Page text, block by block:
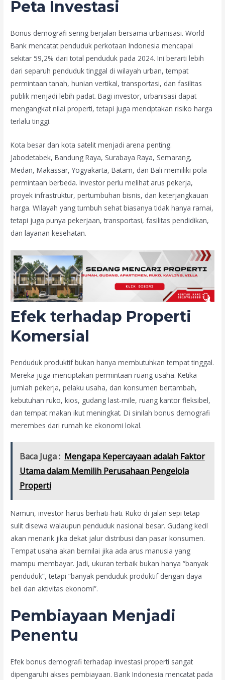
Peta Investasi
Bonus demografi sering berjalan bersama urbanisasi. World
Bank mencatat penduduk perkotaan Indonesia mencapai
sekitar 59,2% dari total penduduk pada 2024. Ini berarti lebih
dari separuh penduduk tinggal di wilayah urban, tempat
permintaan tanah, hunian vertikal, transportasi, dan fasilitas
publik menjadi lebih padat. Bagi investor, urbanisasi dapat
mengangkat nilai properti, tetapi juga menciptakan risiko harga
terlalu tinggi.
Kota besar dan kota satelit menjadi arena penting.
Jabodetabek, Bandung Raya, Surabaya Raya, Semarang,
Medan, Makassar, Yogyakarta, Batam, dan Bali memiliki pola
permintaan berbeda. Investor perlu melihat arus pekerja,
proyek infrastruktur, pertumbuhan bisnis, dan keterjangkauan
harga. Wilayah yang tumbuh sehat biasanya tidak hanya ramai,
tetapi juga punya pekerjaan, transportasi, fasilitas pendidikan,
dan layanan kesehatan.
Efek terhadap Properti
Komersial
Penduduk produktif bukan hanya membutuhkan tempat tinggal.
Mereka juga menciptakan permintaan ruang usaha. Ketika
jumlah pekerja, pelaku usaha, dan konsumen bertambah,
kebutuhan ruko, kios, gudang last-mile, ruang kantor fleksibel,
dan tempat makan ikut meningkat. Di sinilah bonus demografi
merembes dari rumah ke ekonomi lokal.
Baca Juga : Mengapa Kepercayaan adalah Faktor
Utama dalam Memilih Perusahaan Pengelola
Properti
Namun, investor harus berhati-hati. Ruko di jalan sepi tetap
sulit disewa walaupun penduduk nasional besar. Gudang kecil
akan menarik jika dekat jalur distribusi dan pasar konsumen.
Tempat usaha akan bernilai jika ada arus manusia yang
mampu membayar. Jadi, ukuran terbaik bukan hanya “banyak
penduduk”, tetapi “banyak penduduk produktif dengan daya
beli dan aktivitas ekonomi”.
Pembiayaan Menjadi
Penentu
Efek bonus demografi terhadap investasi properti sangat
dipengaruhi akses pembiayaan. Bank Indonesia mencatat pada